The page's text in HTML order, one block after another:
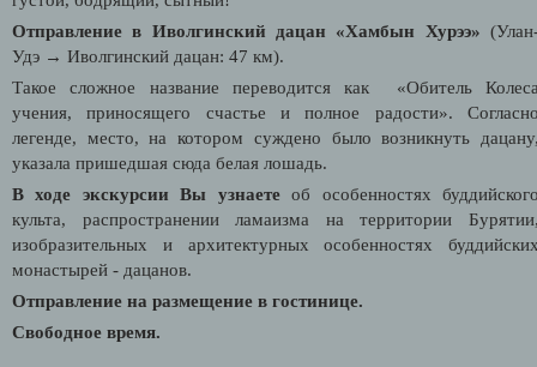
Отправление в Иволгинский дацан «Хамбын Хурээ»
Удэ → Иволгинский дацан: 47 км).
Такое сложное название переводится как «Обитель
учения, приносящего счастье и полное радости».
легенде, место, на котором суждено было возникнуть
указала пришедшая сюда белая лошадь.
В ходе экскурсии Вы узнаетеоб особенностях
культа, распространении ламаизма на территории
изобразительных и архитектурных особенностях
монастырей - дацанов.
Отправление на размещение в гостинице.
Свободное время.